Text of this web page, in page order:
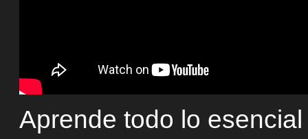
Aprende todo lo